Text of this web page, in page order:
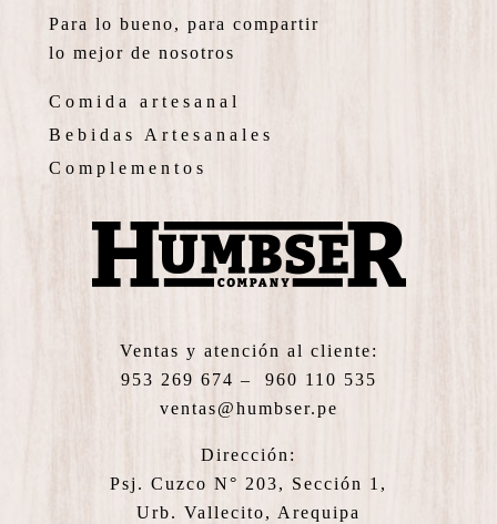
Para lo bueno, para compartir
lo mejor de nosotros
Comida artesanal
Bebidas Artesanales
Complementos
Ventas y atención al cliente:
953 269 674 – 960 110 535
ventas@humbser.pe
Dirección:
Psj. Cuzco N° 203, Sección 1,
Urb. Vallecito, Arequipa